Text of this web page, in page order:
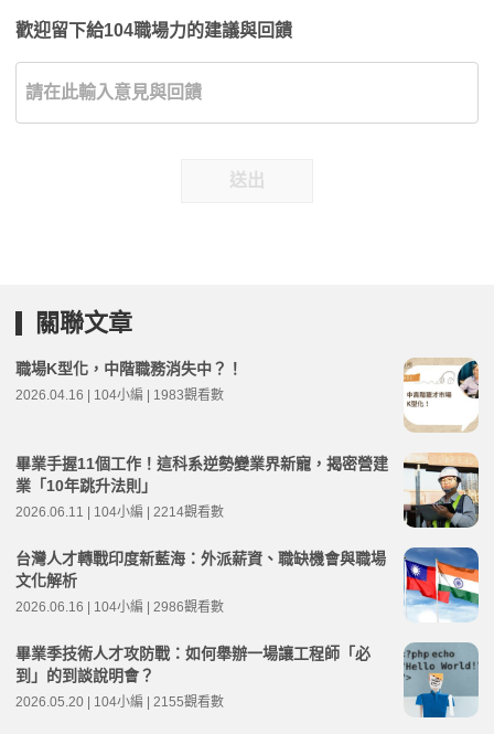
歡迎留下給104職場力的建議與回饋
送出
關聯文章
職場K型化，中階職務消失中？！
2026.04.16 | 104小編 | 1983觀看數
畢業手握11個工作！這科系逆勢變業界新寵，揭密營建
業「10年跳升法則」
2026.06.11 | 104小編 | 2214觀看數
台灣人才轉戰印度新藍海：外派薪資、職缺機會與職場
文化解析
2026.06.16 | 104小編 | 2986觀看數
畢業季技術人才攻防戰：如何舉辦一場讓工程師「必
到」的到談說明會？
2026.05.20 | 104小編 | 2155觀看數